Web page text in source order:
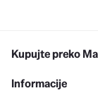
Kupujte preko
Informacije